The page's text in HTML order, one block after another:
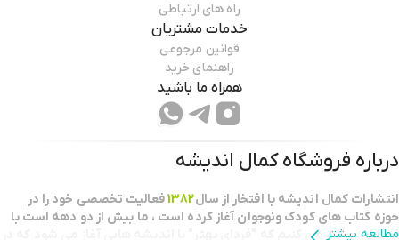
راه های ارتباطی
خدمات مشتریان
قوانین مرجوعی
راهنمای خرید
همراه ما باشید
درباره فروشگاهکمال اندیشه
انتشارات كمال انديشه با افتخار از سال1382فعاليت تخصصي خود را در
حوزه كتاب هاي كودك ونوجوان آغاز كرده است ، ما بيش از دو دهه است با
اين باور حركت مي كنيم كه "فرداي بهتر" با انديشه هايي آغاز مي شود كه در
مطالعه بیشتر